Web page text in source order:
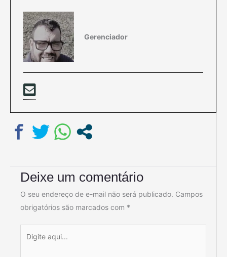
Gerenciador
Deixe um comentário
O seu endereço de e-mail não será publicado. Campos
obrigatórios são marcados com *
aqui...